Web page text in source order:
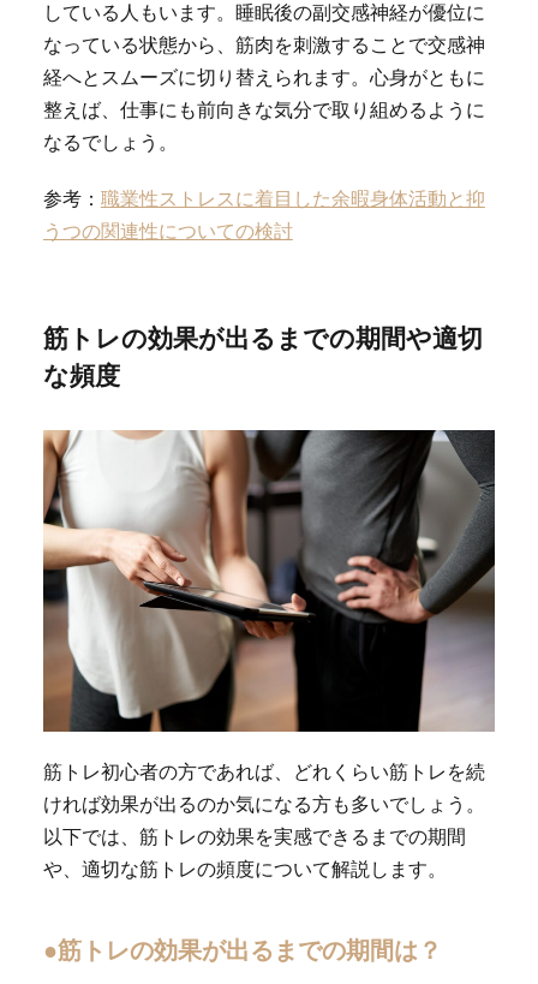
している人もいます。睡眠後の副交感神経が優位に
なっている状態から、筋肉を刺激することで交感神
経へとスムーズに切り替えられます。心身がともに
整えば、仕事にも前向きな気分で取り組めるように
なるでしょう。
参考： 職業性ストレスに着目した余暇身体活動と抑
うつの関連性についての検討
筋トレの効果が出るまでの期間や適切
な頻度
筋トレ初心者の方であれば、どれくらい筋トレを続
ければ効果が出るのか気になる方も多いでしょう。
以下では、筋トレの効果を実感できるまでの期間
や、適切な筋トレの頻度について解説します。
●筋トレの効果が出るまでの期間は？